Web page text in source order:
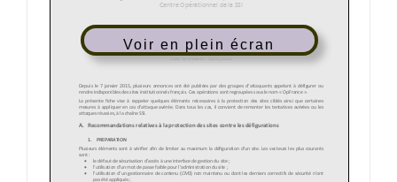
Voir en plein écran